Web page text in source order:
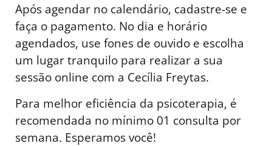
Após agendar no calendário, cadastre-se e
faça o pagamento. No dia e horário
agendados, use fones de ouvido e escolha
um lugar tranquilo para realizar a sua
sessão online com a Cecília Freytas.
Para melhor eficiência da psicoterapia, é
recomendada no mínimo 01 consulta por
semana. Esperamos você!